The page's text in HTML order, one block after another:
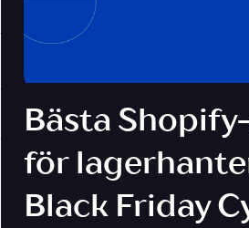
Bästa
för
Black Friday